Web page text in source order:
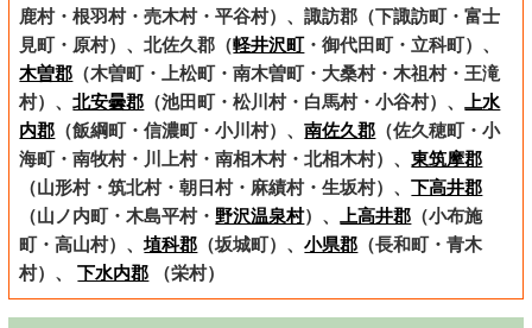
鹿村・根羽村・売木村・平谷村）、諏訪郡（下諏訪町・富士
見町・原村）、北佐久郡（軽井沢町・御代田町・立科町）、
木曽郡 （木曽町・上松町・南木曽町・大桑村・木祖村・王滝
村）、北安曇郡 （池田町・松川村・白馬村・小谷村）、
上水
内郡 （飯綱町・信濃町・小川村）、南佐久郡 （佐久穂町・小
海町・南牧村・川上村・南相木村・北相木村）、東筑摩郡
（山形村・筑北村・朝日村・麻績村・生坂村）、下高井郡
（山ノ内町・木島平村・ 野沢温泉村）、 上高井郡 （小布施
町・高山村）、埴科郡 （坂城町）、小県郡 （長和町・青木
村）、下水内郡 （栄村）